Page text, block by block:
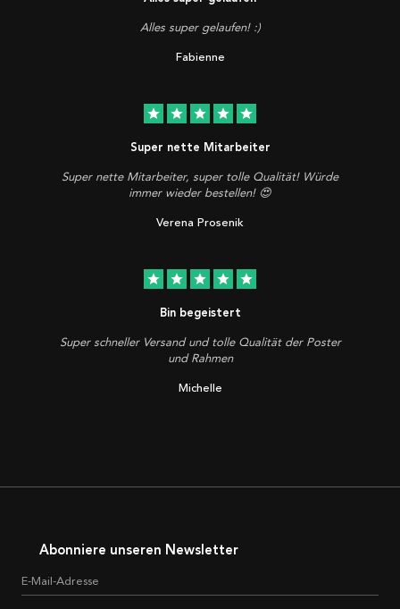
Alles super gelaufen! :)
Fabienne
star star star star star
Super nette Mitarbeiter
Super nette Mitarbeiter, super tolle Qualität! Würde
immer wieder bestellen! 😍
Verena Prosenik
star star star star star
Bin begeistert
Super schneller Versand und tolle Qualität der Poster
und Rahmen
Michelle
Abonniere unseren Newsletter
E-Mail-Adresse